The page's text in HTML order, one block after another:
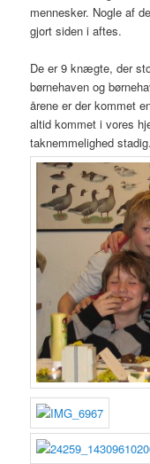
mennesker. Nogle af
gjort siden i aftes.
De er 9 knægte, der
børnehaven og
årene er der kommet
altid kommet i vores
taknemmelighed